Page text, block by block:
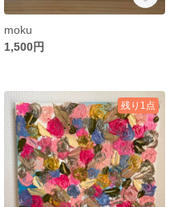
moku
1,500円
残り1点